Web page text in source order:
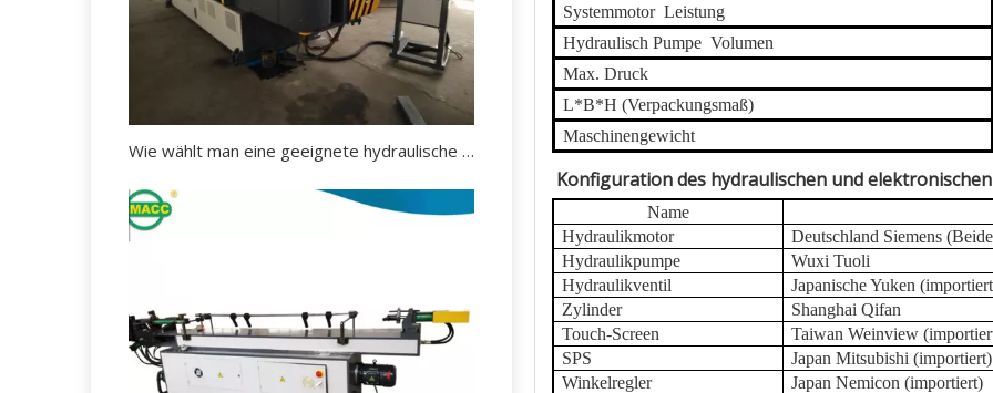
Wie wählt man eine geeignete hydraulische Rohrbiegemaschine aus?
SystemmotorLeistung
Hydraulisch Pumpe Volumen
Max. Druck
L*B*H (Verpackungsmaß)
Maschinengewicht
Konfiguration des hydraulischen und
Name
Hydraulikmotor
Deutschland Siemens
Hydraulikpumpe
Wuxi Tuoli
Hydraulikventil
Japanische Yuken
Zylinder
Shanghai Qifan
Touch-Screen
Taiwan Weinview
SPS
Japan Mitsubishi (importiert)
Winkelregler
Japan Nemicon (importiert)